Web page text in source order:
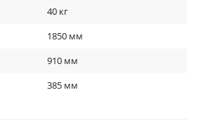
40 кг
1850 мм
910 мм
385 мм